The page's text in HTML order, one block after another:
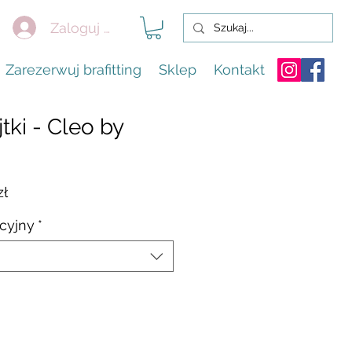
Zaloguj się
Zarezerwuj brafitting Sklep Kontakt
- Cleo by
Cena
*